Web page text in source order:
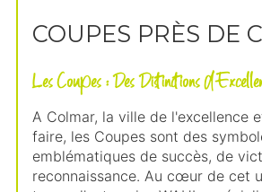
COUPES PRÈS DE
Les Coupes : Des Distinctions
A Colmar, la ville de l'excellence
faire, les Coupes sont des
emblématiques de succès, de
reconnaissance. Au cœur de cet